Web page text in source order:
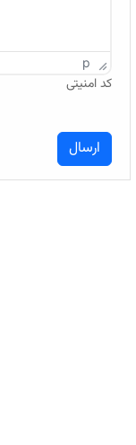
p
کد امنیتی